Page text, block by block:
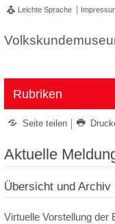
Leichte Sprache
Rubriken
Seite teilen
Aktuelle
Übersicht und Archiv
Virtuelle Vorstellung der